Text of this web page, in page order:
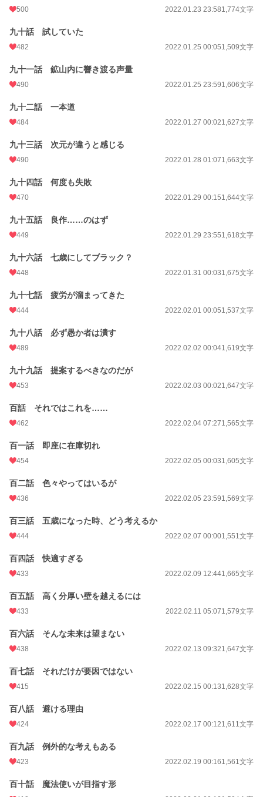
500 2022.01.23 23:581,774文字
九十話 試していた
482 2022.01.25 00:051,509文字
九十一話 鉱山内に響き渡る声量
490 2022.01.25 23:591,606文字
九十二話 一本道
484 2022.01.27 00:021,627文字
九十三話 次元が違うと感じる
490 2022.01.28 01:071,663文字
九十四話 何度も失敗
470 2022.01.29 00:151,644文字
九十五話 良作……のはず
449 2022.01.29 23:551,618文字
九十六話 七歳にしてブラック？
448 2022.01.31 00:031,675文字
九十七話 疲労が溜まってきた
444 2022.02.01 00:051,537文字
九十八話 必ず愚か者は潰す
489 2022.02.02 00:041,619文字
九十九話 提案するべきなのだが
453 2022.02.03 00:021,647文字
百話 それではこれを……
462 2022.02.04 07:271,565文字
百一話 即座に在庫切れ
454 2022.02.05 00:031,605文字
百二話 色々やってはいるが
436 2022.02.05 23:591,569文字
百三話 五歳になった時、どう考えるか
444 2022.02.07 00:001,551文字
百四話 快適すぎる
433 2022.02.09 12:441,665文字
百五話 高く分厚い壁を越えるには
433 2022.02.11 05:071,579文字
百六話 そんな未来は望まない
438 2022.02.13 09:321,647文字
百七話 それだけが要因ではない
415 2022.02.15 00:131,628文字
百八話 避ける理由
424 2022.02.17 00:121,611文字
百九話 例外的な考えもある
423 2022.02.19 00:161,561文字
百十話 魔法使いが目指す形